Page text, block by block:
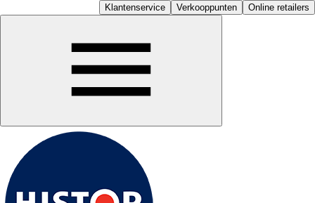
Klantenservice Verkooppunten Online retailers